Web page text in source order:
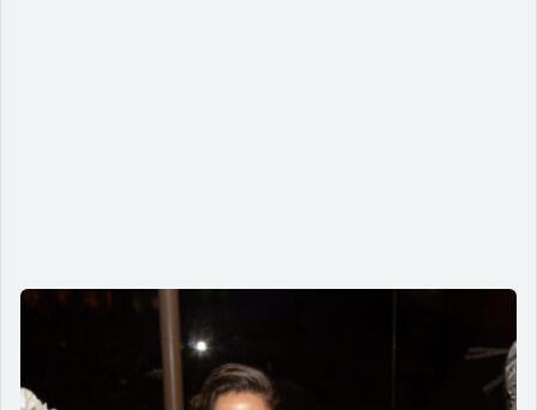
Duas leituras para expandir a
compreensão sobre acessibilidade e
autismo